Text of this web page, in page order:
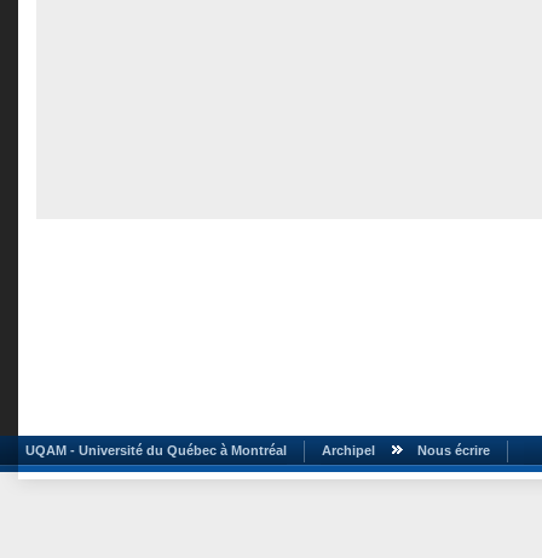
UQAM - Université du Québec à Montréal Archipel Nous écrire